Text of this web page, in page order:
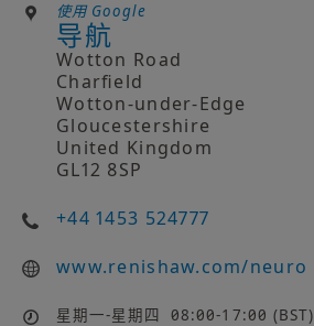
使用 Google
导航
Wotton Road
Charfield
Wotton-under-Edge
Gloucestershire
United Kingdom
GL12 8SP
+44 1453 524777
www.renishaw.com/neuro
星期一-星期四
08:00-17:00 (BST)